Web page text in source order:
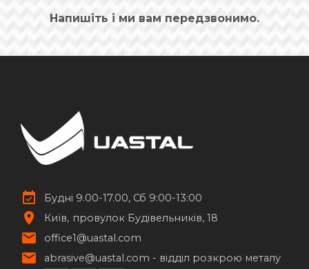
Напишіть і ми вам передзвонимо.
Будні 9.00-17.00, Сб 9:00-13:00
Київ
провулок Будівельників, 18
office1@uastal.com
abrasive@uastal.com - відділ розкрою металу